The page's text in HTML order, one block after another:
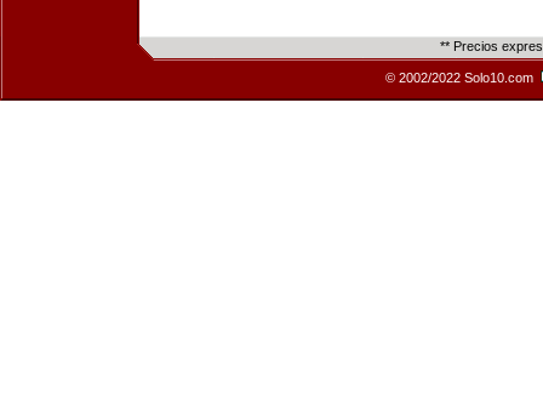
** Precios
© 2002/2022 Solo10.com